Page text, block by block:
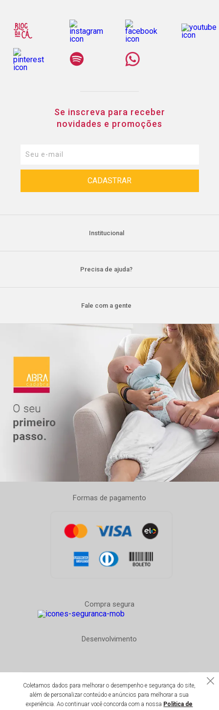
Se inscreva para receber
novidades e promoções
Institucional
Precisa de ajuda?
Fale com a gente
Formas de pagamento
Compra segura
Desenvolvimento
Todos os direitos reservados 1996-2020
Ginga Comércio de Móveis e Decorações LTDA - CNPJ:
14.747.549/0001-59 - Insc. est: 87.290.778 - Avenida Henrique
Coletamos dados para melhorar o desempenho e segurança do site,
além de personalizar conteúdo e anúncios para melhorar a sua
experiência. Ao continuar você concorda com a nossa Política de